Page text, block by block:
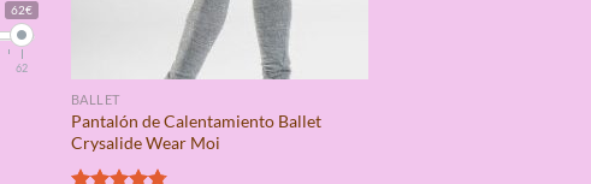
62€
62
BALLET
Pantalón de Calentamiento Ballet
Crysalide Wear Moi